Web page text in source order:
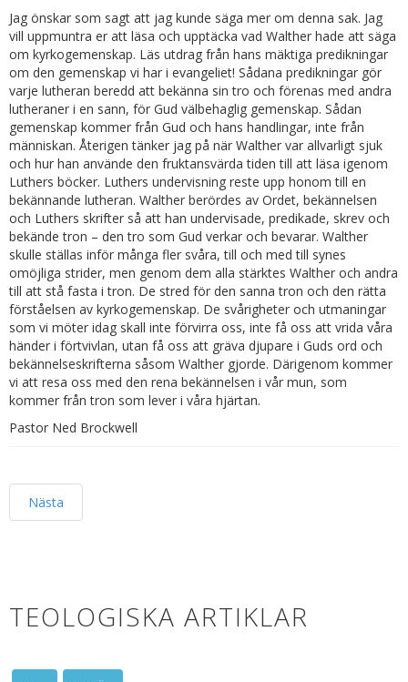
Jag önskar som sagt att jag kunde säga mer om denna sak. Jag
vill uppmuntra er att läsa och upptäcka vad Walther hade att säga
om kyrkogemenskap. Läs utdrag från hans mäktiga predikningar
om den gemenskap vi har i evangeliet! Sådana predikningar gör
varje lutheran beredd att bekänna sin tro och förenas med andra
lutheraner i en sann, för Gud välbehaglig gemenskap. Sådan
gemenskap kommer från Gud och hans handlingar, inte från
människan. Återigen tänker jag på när Walther var allvarligt sjuk
och hur han använde den fruktansvärda tiden till att läsa igenom
Luthers böcker. Luthers undervisning reste upp honom till en
bekännande lutheran. Walther berördes av Ordet, bekännelsen
och Luthers skrifter så att han undervisade, predikade, skrev och
bekände tron – den tro som Gud verkar och bevarar. Walther
skulle ställas inför många fler svåra, till och med till synes
omöjliga strider, men genom dem alla stärktes Walther och andra
till att stå fasta i tron. De stred för den sanna tron och den rätta
förståelsen av kyrkogemenskap. De svårigheter och utmaningar
som vi möter idag skall inte förvirra oss, inte få oss att vrida våra
händer i förtvivlan, utan få oss att gräva djupare i Guds ord och
bekännelseskrifterna såsom Walther gjorde. Därigenom kommer
vi att resa oss med den rena bekännelsen i vår mun, som
kommer från tron som lever i våra hjärtan.
Pastor Ned Brockwell
Nästa
TEOLOGISKA ARTIKLAR